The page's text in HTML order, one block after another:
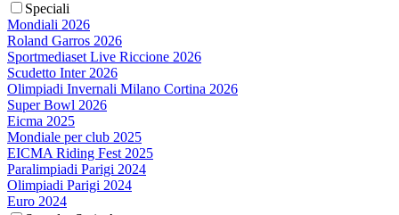
Speciali
Mondiali 2026
Roland Garros 2026
Sportmediaset Live Riccione 2026
Scudetto Inter 2026
Olimpiadi Invernali Milano Cortina 2026
Super Bowl 2026
Eicma 2025
Mondiale per club 2025
EICMA Riding Fest 2025
Paralimpiadi Parigi 2024
Olimpiadi Parigi 2024
Euro 2024